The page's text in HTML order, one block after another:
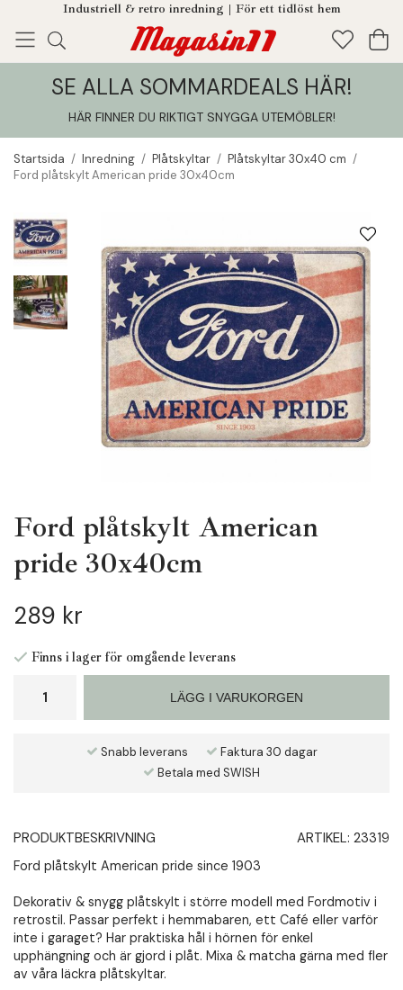
Industriell & retro inredning | För ett tidlöst hem
Enjoy! Tillagt i din varukorg
SE ALLA SOMMARDEALS HÄR!
HÄR FINNER DU RIKTIGT SNYGGA UTEMÖBLER!
Startsida / Inredning / Plåtskyltar / Plåtskyltar 30x40 cm /
Ford plåtskylt American pride 30x40cm
Ford plåtskylt American
pride 30x40cm
289 kr
Finns i lager för omgående leverans
LÄGG I VARUKORGEN
Snabb leverans
Faktura 30 dagar
Betala med SWISH
PRODUKTBESKRIVNING ARTIKEL: 23319
Ford plåtskylt American pride since 1903
Dekorativ & snygg plåtskylt i större modell med Fordmotiv i
retrostil. Passar perfekt i hemmabaren, ett Café eller varför
inte i garaget? Har praktiska hål i hörnen för enkel
upphängning och är gjord i plåt. Mixa & matcha gärna med fler
av våra läckra plåtskyltar.